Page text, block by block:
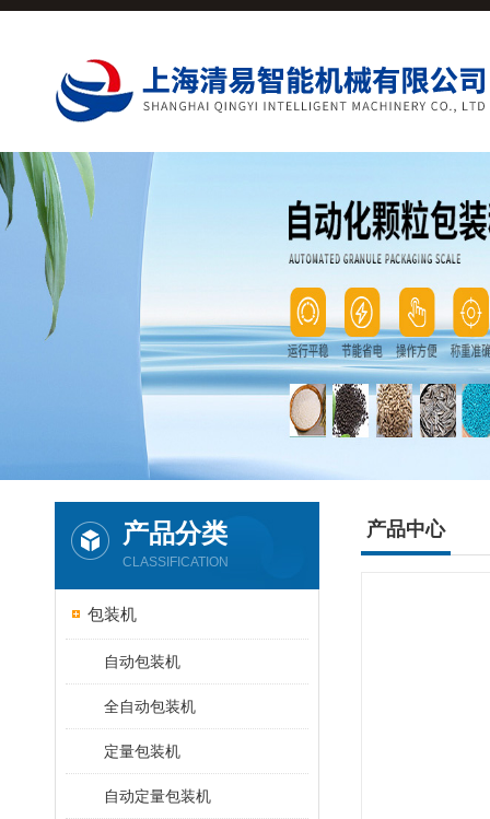
产品分类
CLASSIFICATION
包装机
自动包装机
全自动包装机
定量包装机
自动定量包装机
产品中心